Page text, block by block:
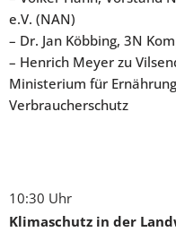
e.V. (NAN)
– Dr. Jan Köbbing, 3N
– Henrich Meyer zu
Ministerium für
Verbraucherschutz
10:30 Uhr
Klimaschutz in der